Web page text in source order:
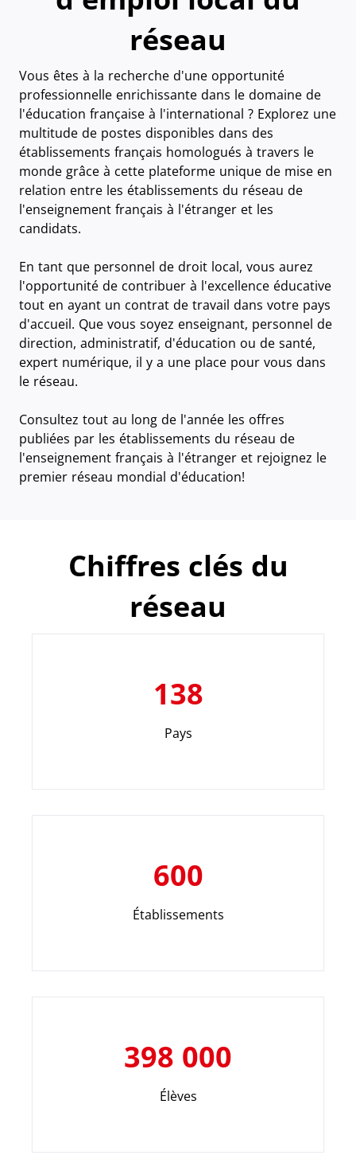
réseau
Vous êtes à la recherche d'une opportunité
professionnelle enrichissante dans le domaine de
l'éducation française à l'international ? Explorez une
multitude de postes disponibles dans des
établissements français homologués à travers le
monde grâce à cette plateforme unique de mise en
relation entre les établissements du réseau de
l'enseignement français à l'étranger et les
candidats.
En tant que personnel de droit local, vous aurez
l'opportunité de contribuer à l'excellence éducative
tout en ayant un contrat de travail dans votre pays
d'accueil. Que vous soyez enseignant, personnel de
direction, administratif, d'éducation ou de santé,
expert numérique, il y a une place pour vous dans
le réseau.
Consultez tout au long de l'année les offres
publiées par les établissements du réseau de
l'enseignement français à l'étranger et rejoignez le
premier réseau mondial d'éducation!
Chiffres clés du
réseau
138
Pays
600
Établissements
398 000
Élèves